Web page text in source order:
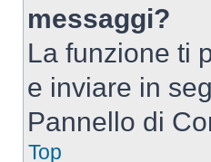
messaggi?
La funzione ti
e inviare in
Pannello di
Top